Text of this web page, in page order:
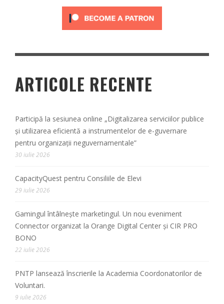
ARTICOLE RECENTE
Participă la sesiunea online „Digitalizarea serviciilor publice
și utilizarea eficientă a instrumentelor de e-guvernare
pentru organizații neguvernamentale”
30 iulie 2026
CapacityQuest pentru Consiliile de Elevi
29 iulie 2026
Gamingul întâlnește marketingul. Un nou eveniment
Connector organizat la Orange Digital Center și CIR PRO
BONO
22 iulie 2026
PNTP lansează înscrierile la Academia Coordonatorilor de
Voluntari.
9 iulie 2026